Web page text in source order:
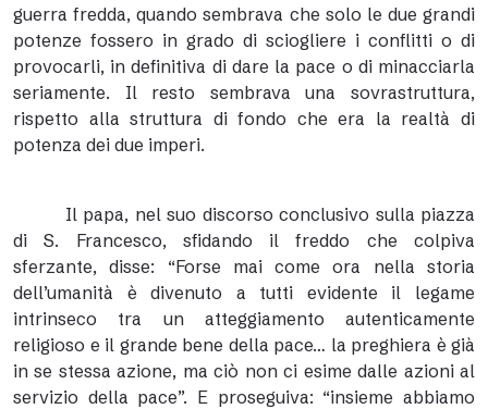
guerra fredda, quando sembrava che solo le due grandi
potenze fossero in grado di sciogliere i conflitti o di
provocarli, in definitiva di dare la pace o di minacciarla
seriamente. Il resto sembrava una sovrastruttura,
rispetto alla struttura di fondo che era la realtà di
potenza dei due imperi.
Il papa, nel suo discorso conclusivo sulla piazza
di S. Francesco, sfidando il freddo che colpiva
sferzante, disse: “Forse mai come ora nella storia
dell’umanità è divenuto a tutti evidente il legame
intrinseco tra un atteggiamento autenticamente
religioso e il grande bene della pace… la preghiera è già
in se stessa azione, ma ciò non ci esime dalle azioni al
servizio della pace”. E proseguiva: “insieme abbiamo